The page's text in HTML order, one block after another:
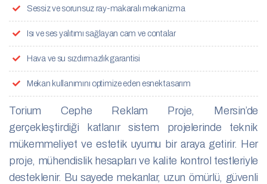
Sessiz ve sorunsuz ray-makaralı mekanizma
Isı ve ses yalıtımı sağlayan cam ve contalar
Hava ve su sızdırmazlık garantisi
Mekan kullanımını optimize eden esnek tasarım
Torium Cephe Reklam Proje, Mersin’de
gerçekleştirdiği katlanır sistem projelerinde teknik
mükemmeliyet ve estetik uyumu bir araya getirir. Her
proje, mühendislik hesapları ve kalite kontrol testleriyle
desteklenir. Bu sayede mekanlar, uzun ömürlü, güvenli